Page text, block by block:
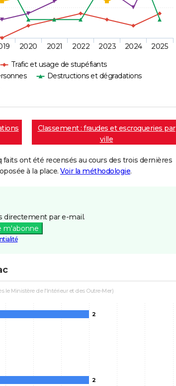
Trafic et usage de stupéfiants
Destructions et dégradations
2020 2021 2022 2023 2024 2025
Classement : fraudes et escroqueries par
ville
ont été recensés au cours des trois dernières
à la place. Voir la méthodologie.
directement par e-mail.
m'abonne
le Ministère de l'Intérieur et des Outre-Mer)
2
2